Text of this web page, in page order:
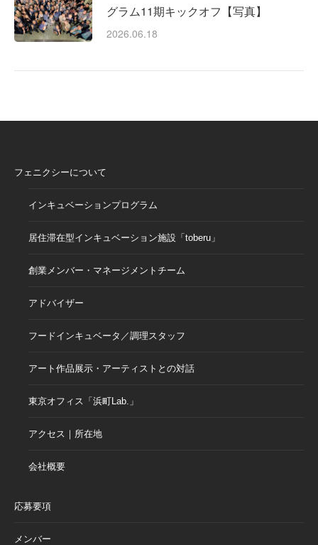
グラム11期キックオフ【写真】
2026.06.18
フェニクシーについて
インキュベーションプログラム
居住滞在型インキュベーション施設「toberu」
創業メンバー・マネージメントチーム
アドバイザー
フードインキュベータ／調理スタッフ
アート作品展示・アーティストとの対話
東京オフィス「浜町Lab.」
アクセス｜所在地
会社概要
応募要項
メンバー